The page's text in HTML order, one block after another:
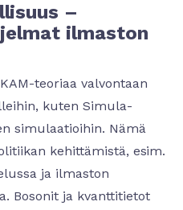
–
ilmaston
teoriaa valvontaan
kuten Simula-
simulaatioihin. Nämä
kehittämistä, esim.
ja ilmaston
Bosonit ja kvanttitietot